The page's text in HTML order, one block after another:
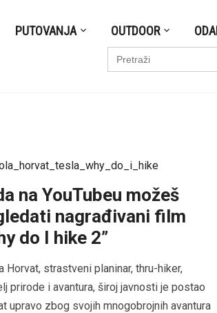
PUTOVANJA OUTDOOR
Search
for:
na YouTubeu možeš
nagrađivani film
do I hike 2”
Horvat, strastveni planinar, thru-hiker,
prirode i avantura, široj javnosti je postao
upravo zbog svojih mnogobrojnih avantura